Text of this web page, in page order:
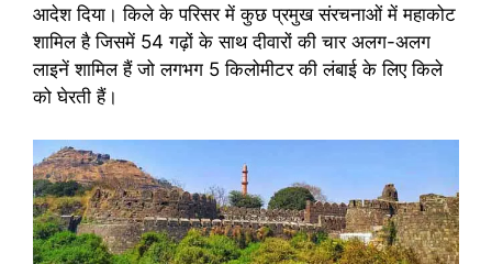
आदेश दिया। किले के परिसर में कुछ प्रमुख संरचनाओं में महाकोट
शामिल है जिसमें 54 गढ़ों के साथ दीवारों की चार अलग-अलग
लाइनें शामिल हैं जो लगभग 5 किलोमीटर की लंबाई के लिए किले
को घेरती हैं।